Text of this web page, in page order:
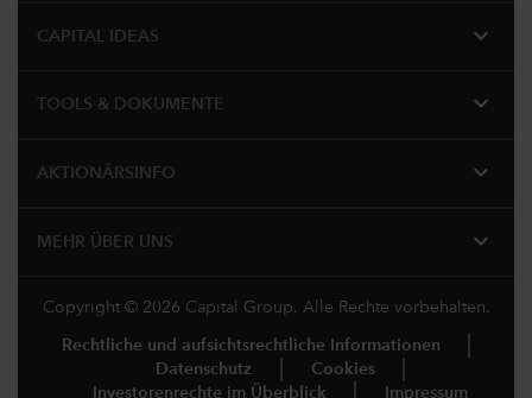
CAPITAL IDEAS expand_more
TOOLS & DOKUMENTE expand_more
AKTIONÄRSINFO expand_more
MEHR ÜBER UNS expand_more
Copyright © 2026 Capital Group. Alle Rechte vorbehalten.
Rechtliche und aufsichtsrechtliche Informationen
Datenschutz
Cookies
Investorenrechte im Überblick
Impressum